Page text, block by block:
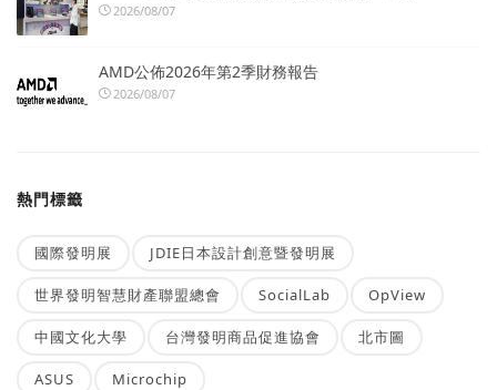
2026/08/07
AMD公佈2026年第2季財務報告
2026/08/07
熱門標籤
國際發明展 JDIE日本設計創意暨發明展
世界發明智慧財產聯盟總會 SocialLab OpView
中國文化大學 台灣發明商品促進協會 北市圖
ASUS Microchip